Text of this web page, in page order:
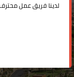
لدينا فريق عمل